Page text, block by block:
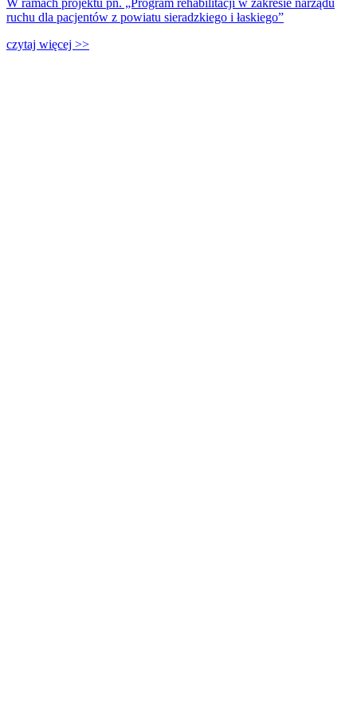
W ramach projektu pn. „Program rehabilitacji w zakresie narządu
ruchu dla pacjentów z powiatu sieradzkiego i łaskiego”
czytaj więcej >>